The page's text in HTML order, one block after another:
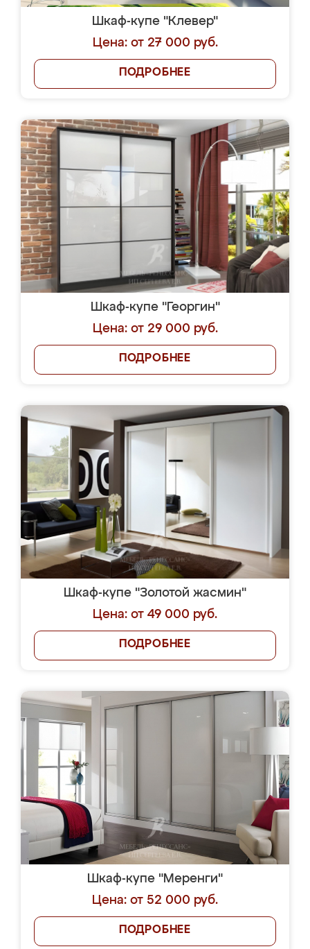
Шкаф-купе "Клевер"
Цена: от 27 000 руб.
ПОДРОБНЕЕ
Шкаф-купе "Георгин"
Цена: от 29 000 руб.
ПОДРОБНЕЕ
Шкаф-купе "Золотой жасмин"
Цена: от 49 000 руб.
ПОДРОБНЕЕ
Шкаф-купе "Меренги"
Цена: от 52 000 руб.
ПОДРОБНЕЕ